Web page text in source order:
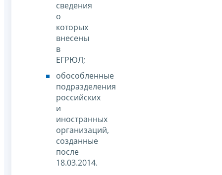
сведения
о
которых
внесены
в
ЕГРЮЛ;
обособленные
подразделения
российских
и
иностранных
организаций,
созданные
после
18.03.2014.